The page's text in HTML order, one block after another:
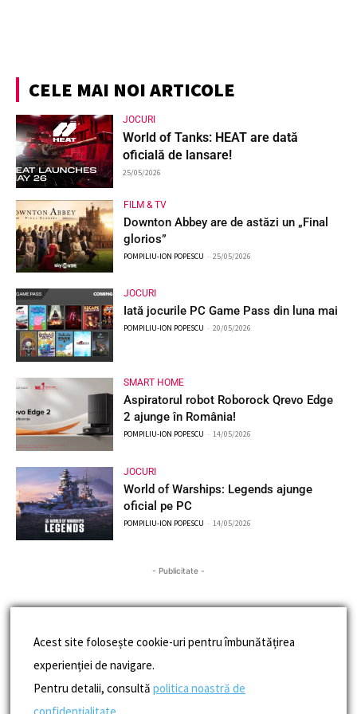
CELE MAI NOI ARTICOLE
JOCURI
World of Tanks: HEAT are dată
oficială de lansare!
25/05/2026
FILM & TV
Downton Abbey are de astăzi un „Final
glorios”
POMPILIU-ION POPESCU - 25/05/2026
JOCURI
Iată jocurile PC Game Pass din luna mai
POMPILIU-ION POPESCU - 20/05/2026
SMART HOME
Aspiratorul robot Roborock Qrevo Edge
2 ajunge în România!
POMPILIU-ION POPESCU - 14/05/2026
JOCURI
World of Warships: Legends ajunge
oficial pe PC
POMPILIU-ION POPESCU - 14/05/2026
- Publicitate -
Acest site folosește cookie-uri pentru îmbunătățirea
experienției de navigare.
Pentru detalii, consultă politica noastră de
confidențialitate